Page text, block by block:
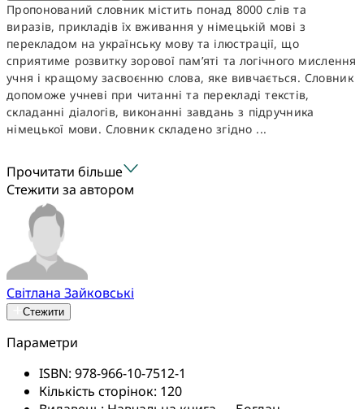
Пропонований словник містить понад 8000 слів та
виразів, прикладів їх вживання у німецькій мові з
перекладом на українську мову та ілюстрації, що
сприятиме розвитку зорової пам’яті та логічного мислення
учня і кращому засвоєнню слова, яке вивчається. Словник
допоможе учневі при читанні та перекладі текстів,
складанні діалогів, виконанні завдань з підручника
німецької мови. Словник складено згідно ...
Прочитати більше
Стежити за автором
Світлана Зайковські
Стежити
Параметри
ISBN: 978-966-10-7512-1
Кількість сторінок: 120